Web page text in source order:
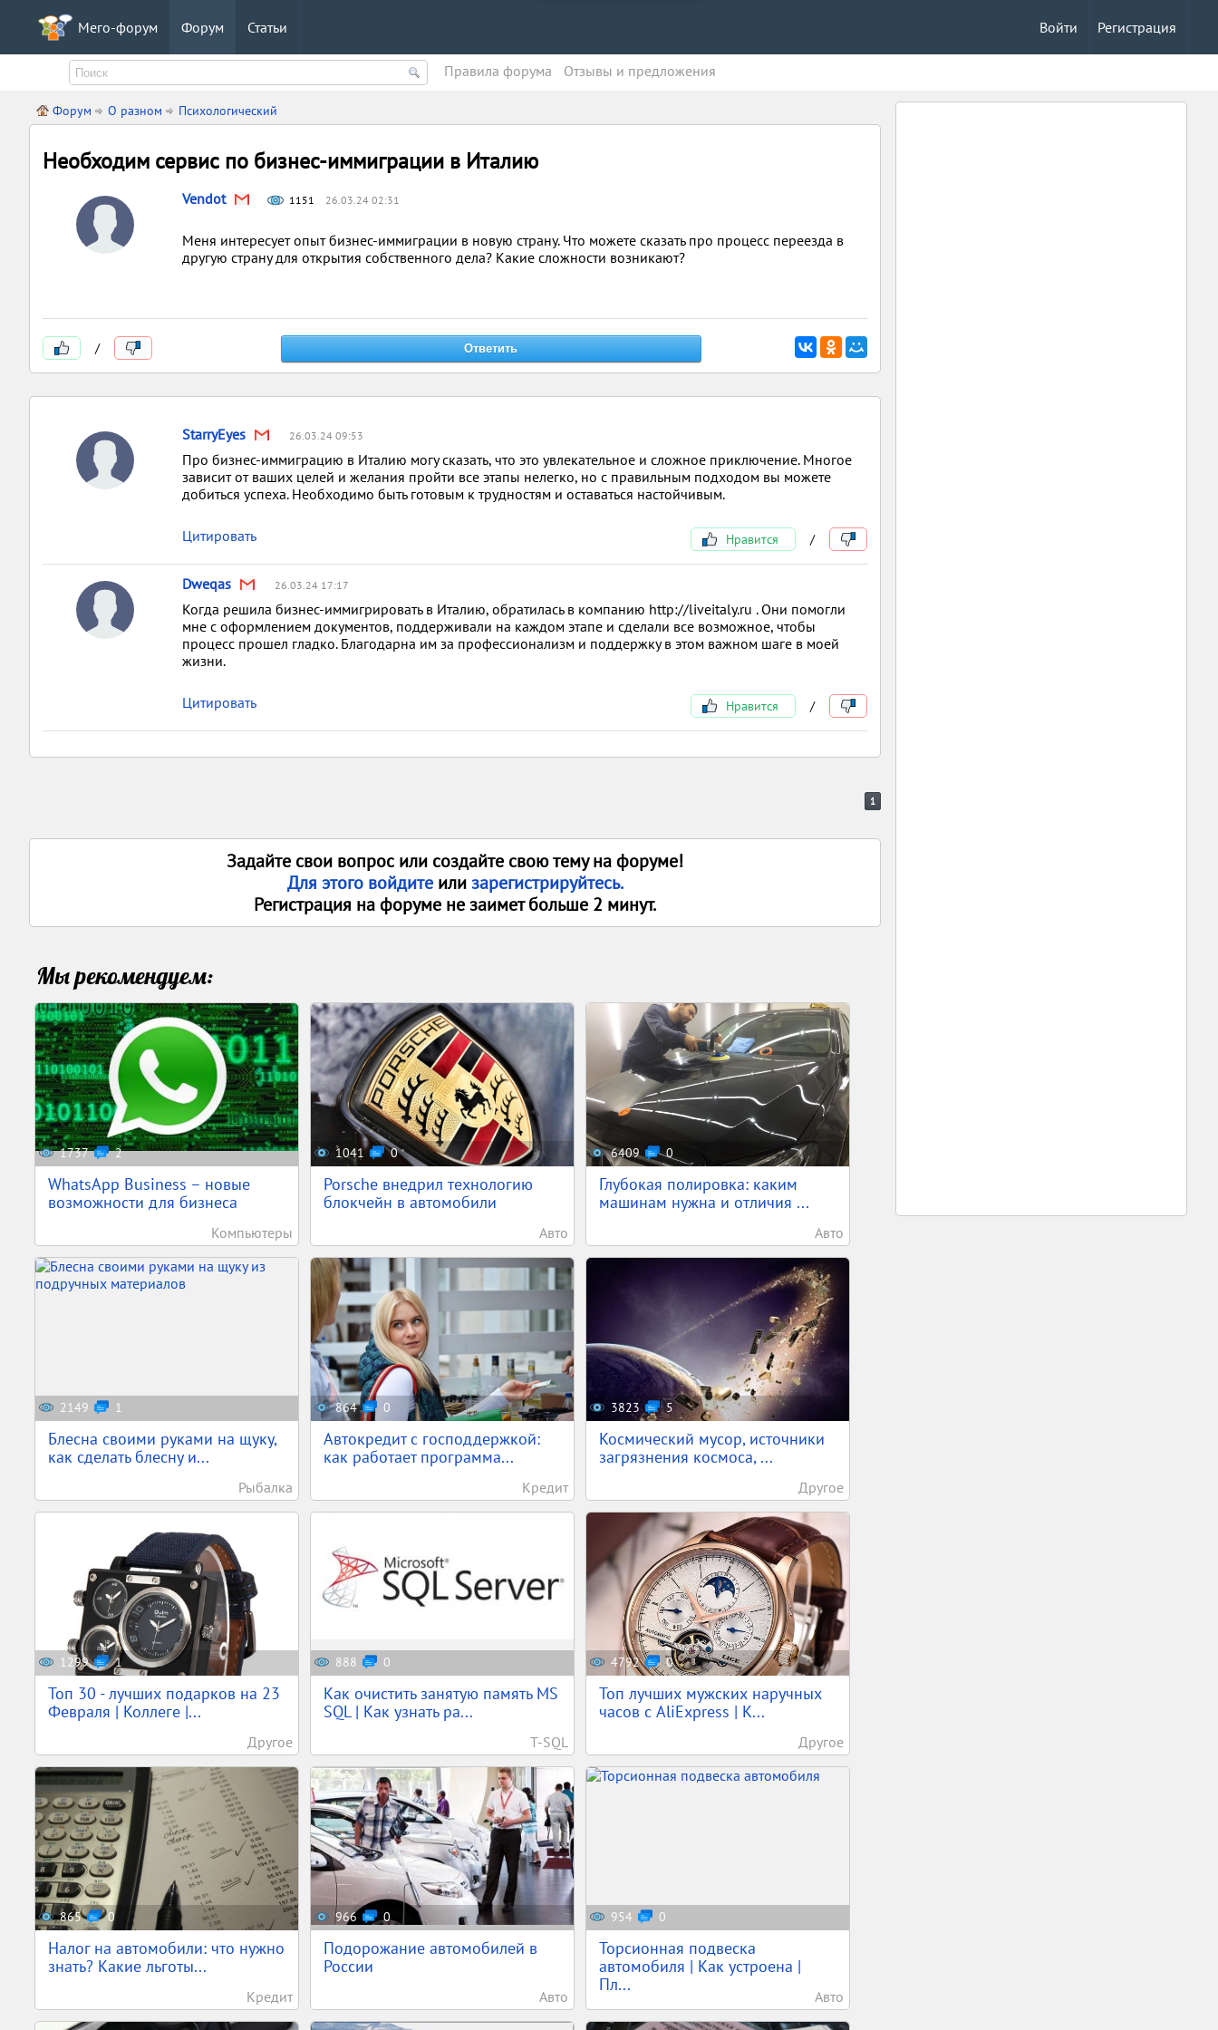
Мего-форум Форум Статьи Регистрация
Войти
Правила форума Oтзывы и предложения
Форум О разном Психологический
Необходим сервис по бизнес-иммиграции в Италию
Vendot 1151 26.03.24 02:31
Меня интересует опыт бизнес-иммиграции в новую страну. Что можете сказать про процесс переезда в
другую страну для открытия собственного дела? Какие сложности возникают?
/
StarryEyes 26.03.24 09:53
Про бизнес-иммиграцию в Италию могу сказать, что это увлекательное и сложное приключение. Многое
зависит от ваших целей и желания пройти все этапы нелегко, но с правильным подходом вы можете
добиться успеха. Необходимо быть готовым к трудностям и оставаться настойчивым.
Цитировать Нравится /
Dweqas 26.03.24 17:17
Когда решила бизнес-иммигрировать в Италию, обратилась в компанию http://liveitaly.ru . Они помогли
мне с оформлением документов, поддерживали на каждом этапе и сделали все возможное, чтобы
процесс прошел гладко. Благодарна им за профессионализм и поддержку в этом важном шаге в моей
жизни.
Цитировать Нравится /
1
Задайте свои вопрос или создайте свою тему на форуме!
Для этого войдите илизарегистрируйтесь.
Регистрация на форуме не заимет больше 2 минут.
Мы рекомендуем:
1737 2
WhatsApp Business – новые
возможности для бизнеса
Компьютеры
1041 0
Porsche внедрил технологию
блокчейн в автомобили
Авто
6409 0
Глубокая полировка: каким
машинам нужна и отличия ...
Авто
2149 1
Блесна своими руками на щуку,
как сделать блесну и...
Рыбалка
864 0
Автокредит с господдержкой:
как работает программа...
Кредит
3823 5
Космический мусор, источники
загрязнения космоса, ...
Другое
1299 1
Топ 30 - лучших подарков на 23
Февраля | Коллеге |...
Другое
888 0
Как очистить занятую память MS
SQL | Как узнать ра...
T-SQL
4792 0
Топ лучших мужских наручных
часов с AliExpress | К...
Другое
865 0
Налог на автомобили: что нужно
знать? Какие льготы...
Кредит
966 0
Подорожание автомобилей в
России
Авто
954 0
Торсионная подвеска
автомобиля | Как устроена |
Пл...
Авто